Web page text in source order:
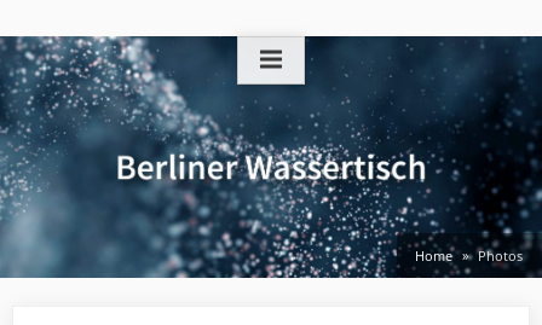
to
content
Home Photos